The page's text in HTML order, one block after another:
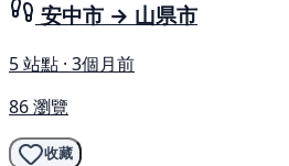
安中市 → 山県市
5 站點 · 3個月前
86 瀏覽
收藏